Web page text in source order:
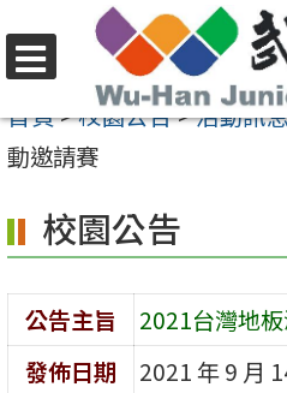
至
要
容
區
選
單
首頁>校園公告>活動訊
動邀請賽
校園公告
公告主旨
2021台灣地
發佈日期
2021 年 9 月